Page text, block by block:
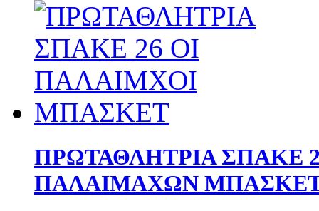
ΠΡΩΤΑΘΛΗΤΡΙΑ ΣΠΑΚΕ
ΠΑΛΑΙΜΑΧΩΝ